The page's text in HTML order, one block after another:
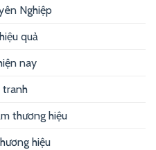
Nghiệp
quả
nay
tranh
thương hiệu
hiệu